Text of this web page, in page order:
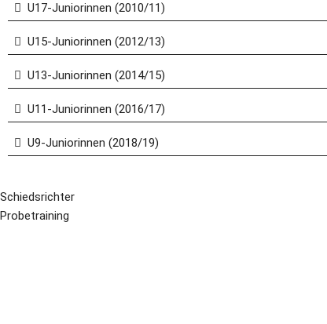
U17-Juniorinnen (2010/11)
U15-Juniorinnen (2012/13)
U13-Juniorinnen (2014/15)
U11-Juniorinnen (2016/17)
U9-Juniorinnen (2018/19)
Schiedsrichter
Probetraining